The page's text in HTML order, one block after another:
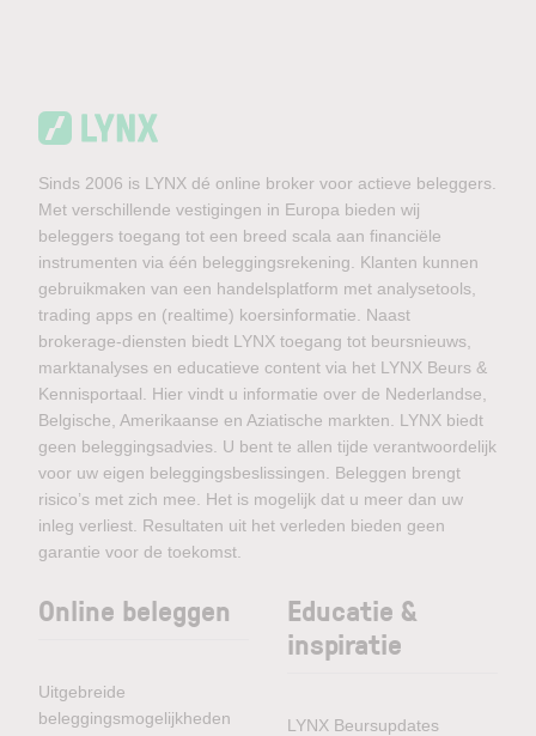
Sinds 2006 is LYNX dé online broker voor actieve beleggers.
Met verschillende vestigingen in Europa bieden wij
beleggers toegang tot een breed scala aan financiële
instrumenten via één beleggingsrekening. Klanten kunnen
gebruikmaken van een handelsplatform met analysetools,
trading apps en (realtime) koersinformatie. Naast
brokerage-diensten biedt LYNX toegang tot beursnieuws,
marktanalyses en educatieve content via het LYNX Beurs &
Kennisportaal. Hier vindt u informatie over de Nederlandse,
Belgische, Amerikaanse en Aziatische markten. LYNX biedt
geen beleggingsadvies. U bent te allen tijde verantwoordelijk
voor uw eigen beleggingsbeslissingen. Beleggen brengt
risico’s met zich mee. Het is mogelijk dat u meer dan uw
inleg verliest. Resultaten uit het verleden bieden geen
garantie voor de toekomst.
Online beleggen
Uitgebreide
beleggingsmogelijkheden
Educatie &
inspiratie
LYNX Beursupdates